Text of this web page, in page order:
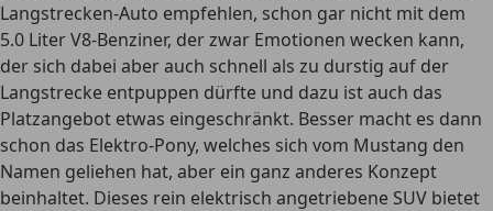
Langstrecken-Auto empfehlen, schon gar nicht mit dem
5.0 Liter V8-Benziner, der zwar Emotionen wecken kann,
der sich dabei aber auch schnell als zu durstig auf der
Langstrecke entpuppen dürfte und dazu ist auch das
Platzangebot etwas eingeschränkt. Besser macht es dann
schon das Elektro-Pony, welches sich vom Mustang den
Namen geliehen hat, aber ein ganz anderes Konzept
beinhaltet. Dieses rein elektrisch angetriebene SUV bietet